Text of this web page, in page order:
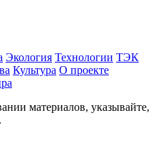
Экология Технологии ТЭК
Культура О проекте
материалов, указывайте,